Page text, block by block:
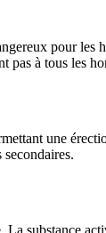
pour
à tous les
une
substance